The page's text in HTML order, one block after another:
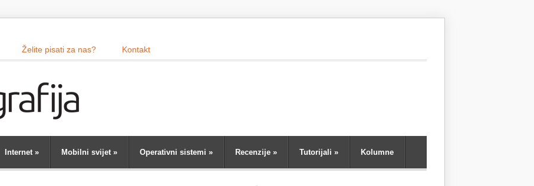
Želite pisati za nas? Kontakt
Internet» Mobilni svijet» Operativni sistemi » Recenzije » Tutorijali » Kolumne